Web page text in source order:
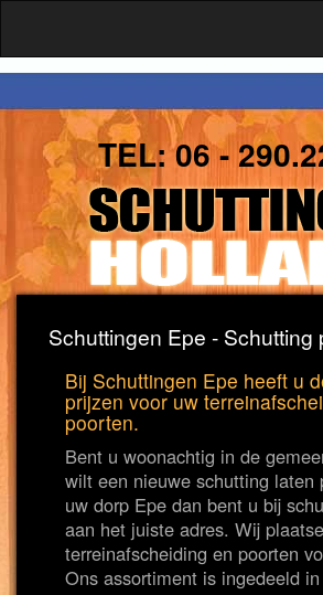
TEL:06 -
Schuttingen Epe - Schutting
Bij Schuttingen Epe heeft u
prijzen voor uw
poorten.
Bent u woonachtig in de
wilt een nieuwe schutting laten
uw dorp Epe dan bent u bij
aan het juiste adres. Wij
terreinafscheiding en poorten
Ons assortiment is ingedeeld